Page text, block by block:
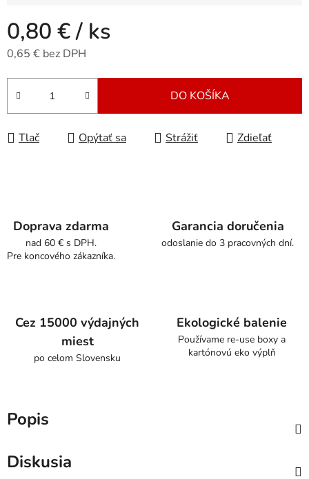
0,80 €/ ks
0,65 € bez DPH
Jednotková cena:
DO KOŠÍKA
Tlač Opýtať sa Strážiť Zdieľať
Doprava zdarma
nad 60 € s DPH.
Pre koncového zákazníka.
Garancia doručenia
odoslanie do 3 pracovných dní.
Cez 15000 výdajných
miest
po celom Slovensku
Ekologické balenie
Používame re-use boxy a
kartónovú eko výplň
Popis
Diskusia